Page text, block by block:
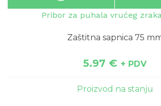
Pribor za puhala vrućeg
Zaštitna sapnica 75
5.97 € + PDV
Proizvod na stanju